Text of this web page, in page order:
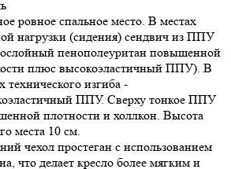
ровное спальное место. В местах
нагрузки (сидения) сендвич из ППУ
пенополеуритан повышенной
плюс высокоэластичный ППУ). В
технического изгиба -
ППУ. Сверху тонкое ППУ
плотности и холлкон. Высота
места 10 см.
чехол простеган с использованием
что делает кресло более мягким и